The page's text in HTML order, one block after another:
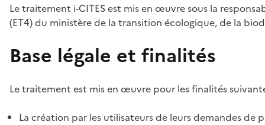
Le traitement i-CITES est mis en œuvre sous la
(ET4) du ministère de la transition écologique, de la
Base légale et finalités
Le traitement est mis en œuvre pour les finalités
La création par les utilisateurs de leurs demandes